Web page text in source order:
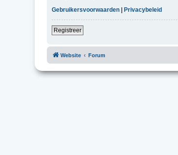
Gebruikersvoorwaarden | Privacybeleid
Registreer
Website Forum